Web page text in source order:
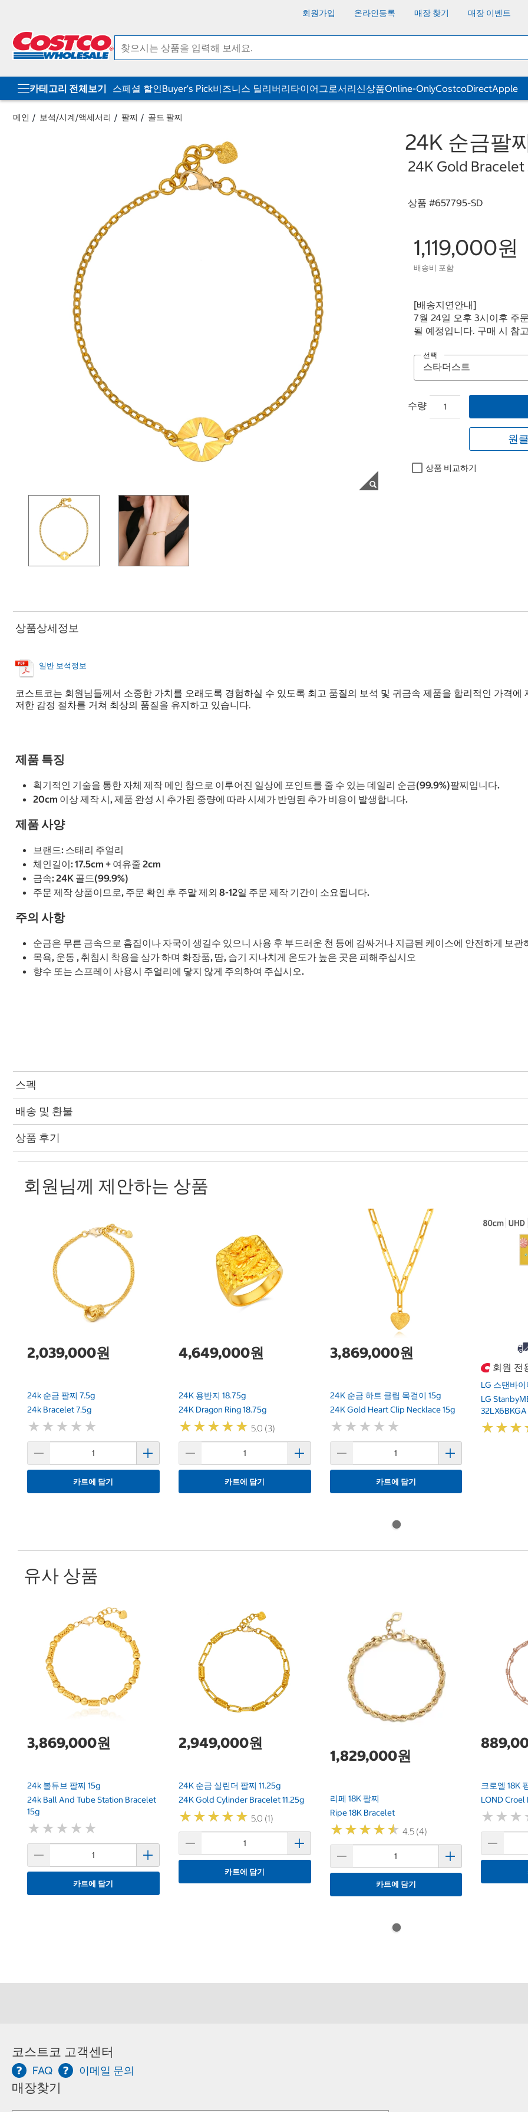
회원가입 온라인등록 매장 찾기 매장 이벤트
카테고리 전체보기 스페셜 할인Buyer's Pick비즈니스 딜리버리타이어그로서리신상품Online-OnlyCostcoDirectApple
메인 보석/시계/액세서리 팔찌 골드 팔찌
24K 순금팔
24K Gold Bracelet
상품 #657795-SD
1,119,000원
배송비 포함
[배송지연안내]
7월 24일 오후 3시이후 주
될 예정입니다. 구매 시 참
선택
수량
원
상품 비교하기
상품상세정보
일반 보석정보
코스트코는 회원님들께서 소중한 가치를 오래도록 경험하실 수 있도록 최고 품질의 보석 및 귀금속 제품을 합리적인 가격
저한 감정 절차를 거쳐 최상의 품질을 유지하고 있습니다.
제품 특징
획기적인 기술을 통한 자체 제작 메인 참으로 이루어진 일상에 포인트를 줄 수 있는 데일리 순금(99.9%)팔찌입니다.
20cm 이상 제작 시, 제품 완성 시 추가된 중량에 따라 시세가 반영된 추가 비용이 발생합니다.
제품 사양
브랜드: 스태리 주얼리
체인길이: 17.5cm + 여유줄 2cm
금속: 24K 골드(99.9%)
주문 제작 상품이므로, 주문 확인 후 주말 제외 8-12일 주문 제작 기간이 소요됩니다.
주의 사항
순금은 무른 금속으로 흠집이나 자국이 생길수 있으니 사용 후 부드러운 천 등에 감싸거나 지급된 케이스에 안전하게 보관
목욕, 운동 , 취침시 착용을 삼가 하며 화장품, 땀, 습기 지나치게 온도가 높은 곳은 피해주십시오
향수 또는 스프레이 사용시 주얼리에 닿지 않게 주의하여 주십시오.
스펙
배송 및 환불
상품 후기
회원님께 제안하는 상품
2,039,000원
24k 순금 팔찌 7.5g
24k Bracelet 7.5g
★ ★ ★ ★ ★
★ ★ ★ ★ ★
카트에 담기
4,649,000원
24K 용반지 18.75g
24K Dragon Ring 18.75g
★★★★★
★★★★★ 5.0 (3)
카트에 담기
3,869,000원
24K 순금 하트 클립 목걸이 15g
24K Gold Heart Clip Necklace 15g
★ ★ ★ ★ ★
★ ★ ★ ★ ★
카트에 담기
회원 전
LG 스탠바
LG
★★★
★★★
유사 상품
3,869,000원
24k 볼튜브 팔찌 15g
24k Ball And Tube Station Bracelet
15g
★ ★ ★ ★ ★
★ ★ ★ ★ ★
카트에 담기
2,949,000원
24K 순금 실린더 팔찌 11.25g
24K Gold Cylinder Bracelet 11.25g
★★★★★
★★★★★ 5.0 (1)
카트에 담기
1,829,000원
리페 18K 팔찌
Ripe 18K Bracelet
★★★★★
★★★★★ 4.5 (4)
카트에 담기
크로엘 18K
LOND Croel
★ ★ ★
★ ★ ★
코스트코 고객센터
FAQ 이메일 문의
매장찾기